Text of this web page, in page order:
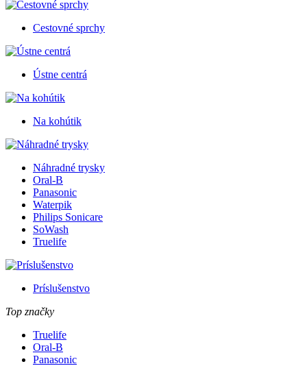
Cestovné sprchy
Ústne centrá
Na kohútik
Náhradné trysky
Oral-B
Panasonic
Waterpik
Philips Sonicare
SoWash
Truelife
Príslušenstvo
Top značky
Truelife
Oral-B
Panasonic